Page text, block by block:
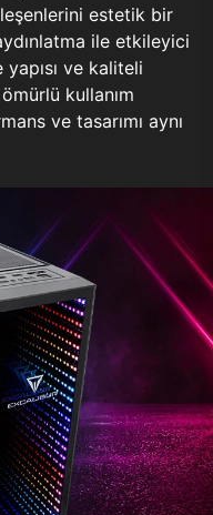
estetik bir
ile etkileyici
ve kaliteli
kullanım
ve tasarımı aynı